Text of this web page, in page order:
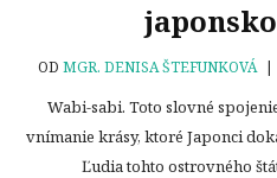
OD MGR. DENISA ŠTEFUNKOVÁ |
Wabi-sabi. Toto slovné
vnímanie krásy, ktoré Japonci
Ľudia tohto ostrovného